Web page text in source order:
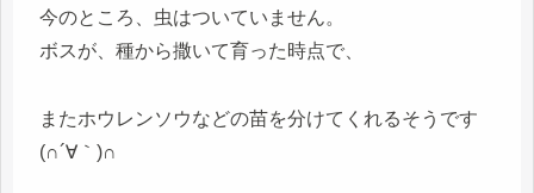
今のところ、虫はついていません。
ボスが、種から撒いて育った時点で、
またホウレンソウなどの苗を分けてくれるそうです
(∩´∀｀)∩